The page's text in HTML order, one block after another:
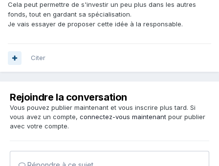
Cela peut permettre de s'investir un peu plus dans les autres
fonds, tout en gardant sa spécialisation.
Je vais essayer de proposer cette idée à la responsable.
Citer
Rejoindre la conversation
Vous pouvez publier maintenant et vous inscrire plus tard. Si
vous avez un compte, connectez-vous maintenant pour publier
avec votre compte.